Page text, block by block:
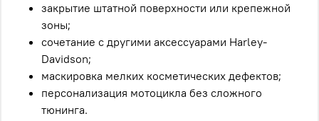
закрытие штатной поверхности или крепежной
зоны;
сочетание с другими аксессуарами Harley-
Davidson;
маскировка мелких косметических дефектов;
персонализация мотоцикла без сложного
тюнинга.